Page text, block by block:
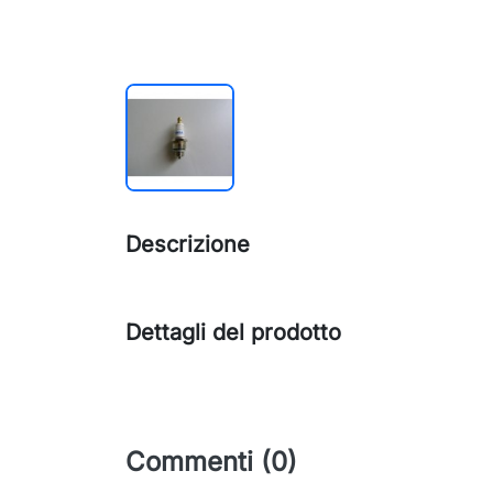
Descrizione
Dettagli del prodotto
Commenti (0)